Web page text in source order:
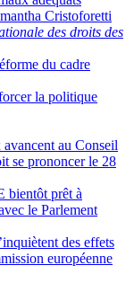
Cristoforetti
des droits des
du cadre
la politique
au Conseil
se prononcer le 28
bientôt prêt à
le Parlement
des effets
européenne